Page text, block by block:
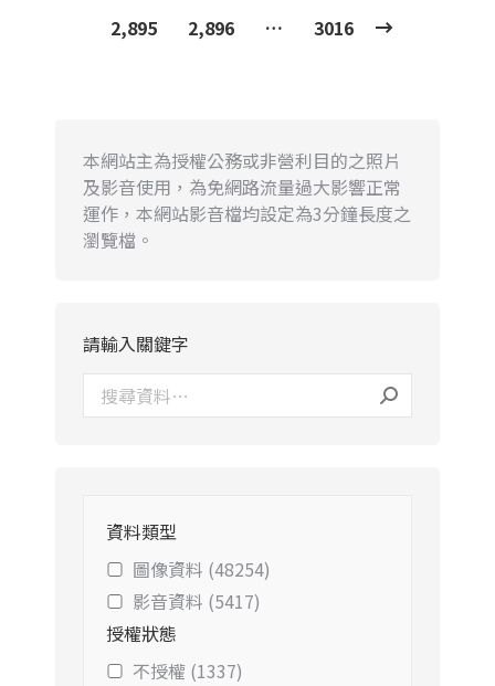
2,895
2,896 … 3016
本網站主為授權公務或非營利目的之照片
及影音使用，為免網路流量過大影響正常
運作，本網站影音檔均設定為3分鐘長度之
瀏覽檔。
請輸入關鍵字
資料類型
圖像資料 (48254)
影音資料 (5417)
授權狀態
不授權 (1337)